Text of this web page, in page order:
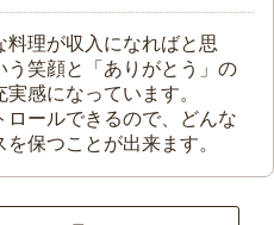
理が収入になればと思
う笑顔と「ありがとう」の
感になっています。
ロールできるので、どんな
保つことが出来ます。